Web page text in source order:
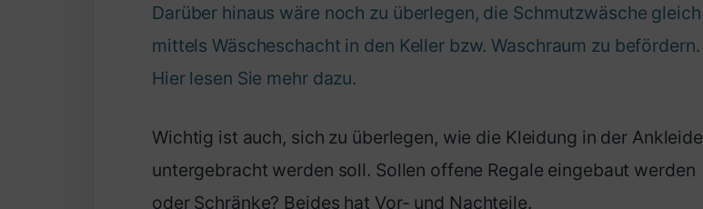
Darüber hinaus wäre noch zu überlegen, die Schmutzwäsche gleich
mittels Wäscheschacht in den Keller bzw. Waschraum zu befördern.
Hier lesen Sie mehr dazu.
Wichtig ist auch, sich zu überlegen, wie die Kleidung in der Ankleide
untergebracht werden soll. Sollen offene Regale eingebaut werden
oder Schränke? Beides hat Vor- und Nachteile.